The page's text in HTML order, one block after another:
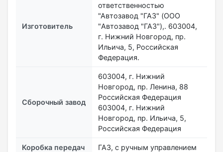
Изготовитель
ответственностью
"Автозавод "ГАЗ" (OOO
"Автозавод "ГАЗ"),. 603004,
г. Нижний Новгород, пр.
Ильича, 5, Российская
Федерация.
Сборочный завод
603004, г. Нижний
Новгород, пр. Ленина, 88
Российская Федерация
603004, г. Нижний
Новгород, пр. Ильича, 5,
Российская Федерация
Коробка передач ГАЗ, с ручным управлением